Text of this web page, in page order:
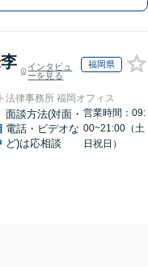
インタビュ
ーを見る
福岡県
法律事務所 福岡オフィス
面談方法(対面・
電話・ビデオな
ど)は応相談
営業時間：09:
00~21:00（土
日祝日）